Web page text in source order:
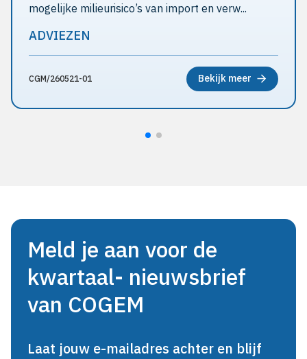
mogelijke milieurisico’s van import en verw...
ADVIEZEN
CGM/260521-01 Bekijk meer
Meld je aan voor de
kwartaal- nieuwsbrief
van COGEM
Laat jouw e-mailadres achter en blijf